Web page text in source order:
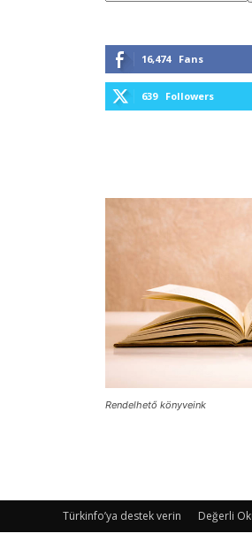
16,474 Fans
639 Followers
Rendelhető könyveink
Türkinfo’ya destek verin Değerli